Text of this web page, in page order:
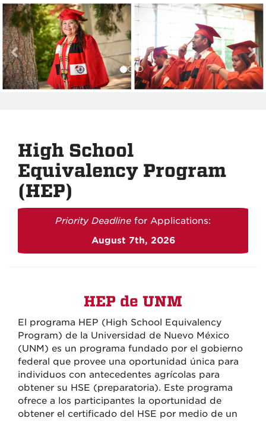
High School
Equivalency Program
(HEP)
Priority Deadline for Applications:
August 7th, 2026
HEP de UNM
El programa HEP (High School Equivalency
Program) de la Universidad de Nuevo México
(UNM) es un programa fundado por el gobierno
federal que provee una oportunidad única para
individuos con antecedentes agrícolas para
obtener su HSE (preparatoria). Este programa
ofrece a los participantes la oportunidad de
obtener el certificado del HSE por medio de un